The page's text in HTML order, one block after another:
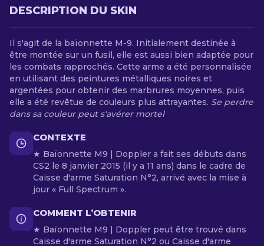
DESCRIPTION DU SKIN
Il s'agit de la baïonnette M-9. Initialement destinée à
être montée sur un fusil, elle est aussi bien adaptée pour
les combats rapprochés. Cette arme a été personnalisée
en utilisant des peintures métalliques noires et
argentées pour obtenir des marbrures moyennes, puis
elle a été revêtue de couleurs plus attrayantes. Se perdre
dans sa couleur peut s'avérer mortel
CONTEXTE
★ Baïonnette M9 | Doppler a fait ses débuts dans
CS2 le 8 janvier 2015 (il y a 11 ans) dans le cadre de
Caisse d'arme Saturation N°2, arrivé avec la mise à
jour « Full Spectrum ».
COMMENT L’OBTENIR
★ Baïonnette M9 | Doppler peut être trouvé dans
Caisse d'arme Saturation N°2 ou Caisse d'arme